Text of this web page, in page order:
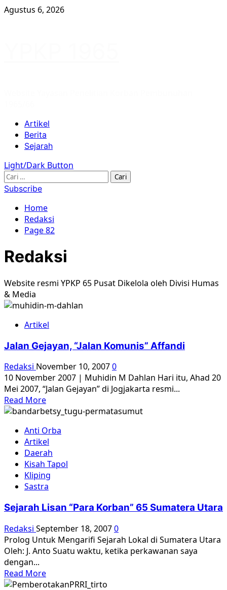
Skip
Agustus 6, 2026
Primary
Menu
Artikel
Berita
Sejarah
Light/Dark Button
Cari
untuk:
Subscribe
Home
Redaksi
Page 82
Redaksi
Website resmi YPKP 65 Pusat Dikelola oleh Divisi Humas
& Media
Artikel
Jalan Gejayan, “Jalan Komunis” Affandi
Redaksi November 10, 20070
10 November 2007 | Muhidin M Dahlan Hari itu, Ahad 20
Mei 2007, “Jalan Gejayan” di Jogjakarta resmi...
Read MoreRead
more
Jalan
Gejayan,
“Jalan
Komunis”
Affandi
Anti Orba
Artikel
Daerah
Kisah Tapol
Kliping
Sastra
Sejarah Lisan “Para Korban” 65 Sumatera Utara
Redaksi September 18, 20070
Prolog Untuk Mengarifi Sejarah Lokal di Sumatera Utara
Oleh: J. Anto Suatu waktu, ketika perkawanan saya
dengan...
Read MoreRead
more